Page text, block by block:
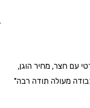
חצר, מחיר הוגן,
מעולה תודה רבה"
☆